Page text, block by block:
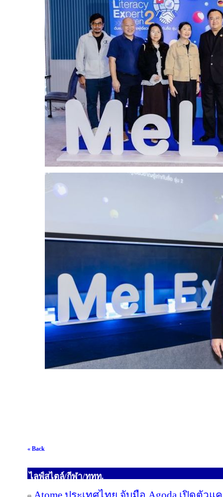
« Back
ไลฟ์สไตล์/กีฬา/ททท.